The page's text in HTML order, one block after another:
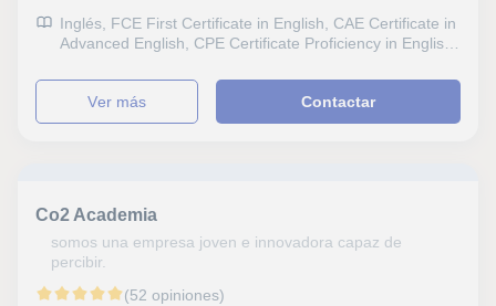
Inglés, FCE First Certificate in English, CAE Certificate in
Advanced English, CPE Certificate Proficiency in English,
ver más Contactar
Co2 Academia
somos una empresa joven e innovadora capaz de
percibir.
(52 opiniones)